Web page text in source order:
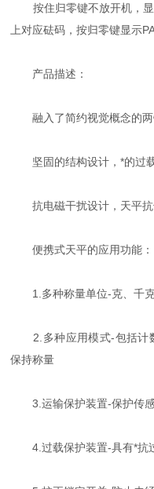
按住归零键不放开机，显
上对应砝码，按归零键显示
产品描述：
融入了简约视觉概念的两
坚固的结构设计，*的过载
抗电磁干扰设计，天平抗
便携式天平的应用功能：
1.多种称量单位-克、千克
2.多种应用模式-包括计
保持称量
3.运输保护装置-保护传感
4.过载保护装置-具有*抗